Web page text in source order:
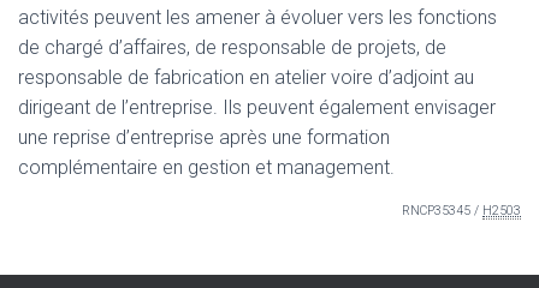
activités peuvent les amener à évoluer vers les fonctions
de chargé d’affaires, de responsable de projets, de
responsable de fabrication en atelier voire d’adjoint au
dirigeant de l’entreprise. Ils peuvent également envisager
une reprise d’entreprise après une formation
complémentaire en gestion et management.
RNCP35345 / H2503